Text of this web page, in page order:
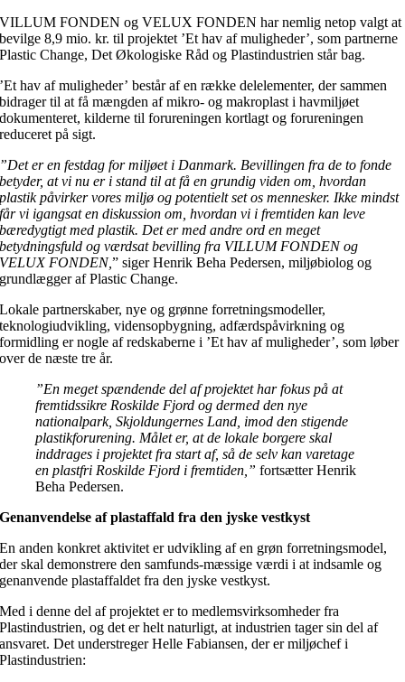
VILLUM FONDEN og VELUX FONDEN har nemlig netop valgt at
bevilge 8,9 mio. kr. til projektet ’Et hav af muligheder’, som partnerne
Plastic Change, Det Økologiske Råd og Plastindustrien står bag.
’Et hav af muligheder’ består af en række delelementer, der sammen
bidrager til at få mængden af mikro- og makroplast i havmiljøet
dokumenteret, kilderne til forureningen kortlagt og forureningen
reduceret på sigt.
”Det er en festdag for miljøet i Danmark. Bevillingen fra de to fonde
betyder, at vi nu er i stand til at få en grundig viden om, hvordan
plastik påvirker vores miljø og potentielt set os mennesker. Ikke mindst
får vi igangsat en diskussion om, hvordan vi i fremtiden kan leve
bæredygtigt med plastik. Det er med andre ord en meget
betydningsfuld og værdsat bevilling fra VILLUM FONDEN og
VELUX FONDEN,” siger Henrik Beha Pedersen, miljøbiolog og
grundlægger af Plastic Change.
Lokale partnerskaber, nye og grønne forretningsmodeller,
teknologiudvikling, vidensopbygning, adfærdspåvirkning og
formidling er nogle af redskaberne i ’Et hav af muligheder’, som løber
over de næste tre år.
”En meget spændende del af projektet har fokus på at
fremtidssikre Roskilde Fjord og dermed den nye
nationalpark, Skjoldungernes Land, imod den stigende
plastikforurening. Målet er, at de lokale borgere skal
inddrages i projektet fra start af, så de selv kan varetage
en plastfri Roskilde Fjord i fremtiden,” fortsætter Henrik
Beha Pedersen.
Genanvendelse af plastaffald fra den jyske vestkyst
En anden konkret aktivitet er udvikling af en grøn forretningsmodel,
der skal demonstrere den samfunds-mæssige værdi i at indsamle og
genanvende plastaffaldet fra den jyske vestkyst.
Med i denne del af projektet er to medlemsvirksomheder fra
Plastindustrien, og det er helt naturligt, at industrien tager sin del af
ansvaret. Det understreger Helle Fabiansen, der er miljøchef i
Plastindustrien: